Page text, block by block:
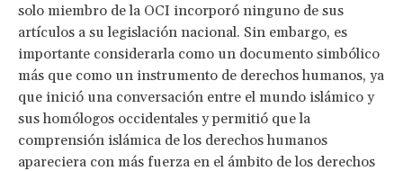
solo miembro de la OCI incorporó ninguno de sus
artículos a su legislación nacional. Sin embargo, es
importante considerarla como un documento simbólico
más que como un instrumento de derechos humanos, ya
que inició una conversación entre el mundo islámico y
sus homólogos occidentales y permitió que la
comprensión islámica de los derechos humanos
apareciera con más fuerza en el ámbito de los derechos